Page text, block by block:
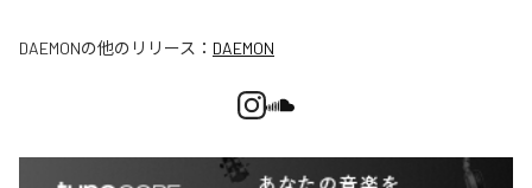
DAEMONの他のリリース： DAEMON